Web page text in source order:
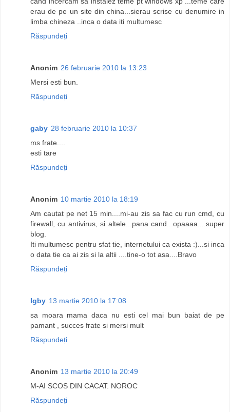
erau de pe un site din china...sierau scrise cu denumire in
limba chineza ..inca o data iti multumesc
Răspundeți
Anonim 26 februarie 2010 la 13:23
Mersi esti bun.
Răspundeți
gaby 28 februarie 2010 la 10:37
ms frate....
esti tare
Răspundeți
Anonim 10 martie 2010 la 18:19
Am cautat pe net 15 min....mi-au zis sa fac cu run cmd, cu
firewall, cu antivirus, si altele...pana cand...opaaaa....super
blog.
Iti multumesc pentru sfat tie, internetului ca exista :)...si inca
o data tie ca ai zis si la altii ....tine-o tot asa....Bravo
Răspundeți
Igby 13 martie 2010 la 17:08
sa moara mama daca nu esti cel mai bun baiat de pe
pamant , succes frate si mersi mult
Răspundeți
Anonim 13 martie 2010 la 20:49
M-AI SCOS DIN CACAT. NOROC
Răspundeți